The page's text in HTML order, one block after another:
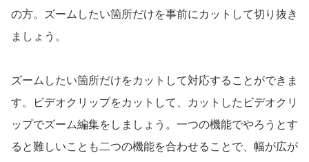
の方。ズームしたい箇所だけを事前にカットして切り抜き
ましょう。
ズームしたい箇所だけをカットして対応することができま
す。ビデオクリップをカットして、カットしたビデオクリ
ップでズーム編集をしましょう。一つの機能でやろうとす
ると難しいことも二つの機能を合わせることで、幅が広が